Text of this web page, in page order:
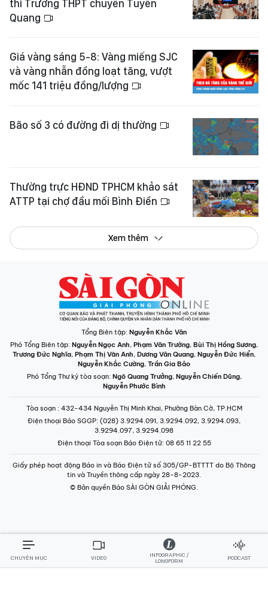
thi Trường THPT chuyên Tuyên
Quang
Giá vàng sáng 5-8: Vàng miếng SJC
và vàng nhẫn đồng loạt tăng, vượt
mốc 141 triệu đồng/lượng
Bão số 3 có đường đi dị thường
Thường trực HĐND TPHCM khảo sát
ATTP tại chợ đầu mối Bình Điền
Xem thêm
Tổng Biên tập: Nguyễn Khắc Văn
Phó Tổng Biên tập: Nguyễn Ngọc Anh, Phạm Văn Trường, Bùi Thị Hồng Sương,
Trương Đức Nghĩa, Phạm Thị Vân Anh, Dương Văn Quang, Nguyễn Đức Hiển,
Nguyễn Khắc Cường, Trần Gia Bảo
Phó Tổng Thư ký tòa soạn: Ngô Quang Trưởng, Nguyễn Chiến Dũng,
Nguyễn Phước Bình
Tòa soạn : 432-434 Nguyễn Thị Minh Khai, Phường Bàn Cờ, TP.HCM
Điện thoại Báo SGGP: (028) 3.9294.091, 3.9294.092, 3.9294.093,
3.9294.097, 3.9294.098
Điện thoại Tòa soạn Báo Điện tử: 08 65 11 22 55
Giấy phép hoạt động Báo in và Báo Điện tử số 305/GP-BTTTT do Bộ Thông
tin và Truyền thông cấp ngày 28-8-2023.
© Bản quyền Báo SÀI GÒN GIẢI PHÓNG.
CHUYÊN MỤC VIDEO
INFOGRAPHIC /
LONGFORM
PODCAST